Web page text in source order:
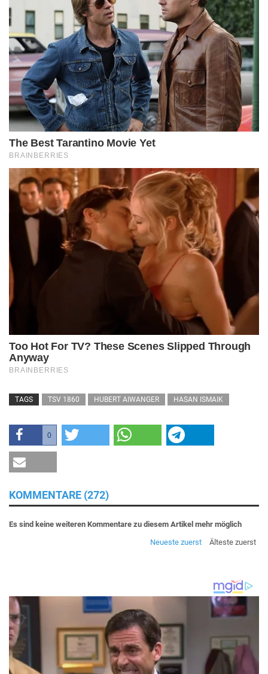
TAGS TSV 1860 HUBERT AIWANGER HASAN ISMAIK
0
KOMMENTARE (272)
Es sind keine weiteren Kommentare zu diesem Artikel mehr möglich
Neueste zuerst
Älteste zuerst